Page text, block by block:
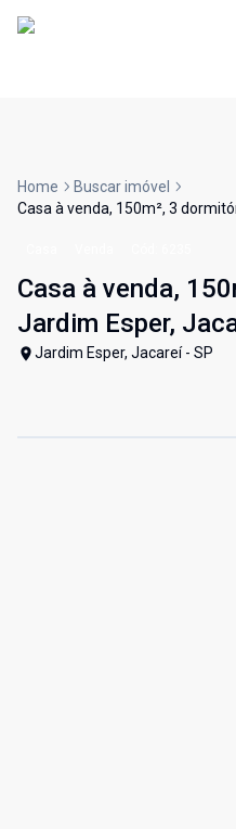
Home
Buscar imóvel
Casa à venda, 150m², 3
Casa à venda,
Jardim Esper,
Jardim Esper, Jacareí - SP